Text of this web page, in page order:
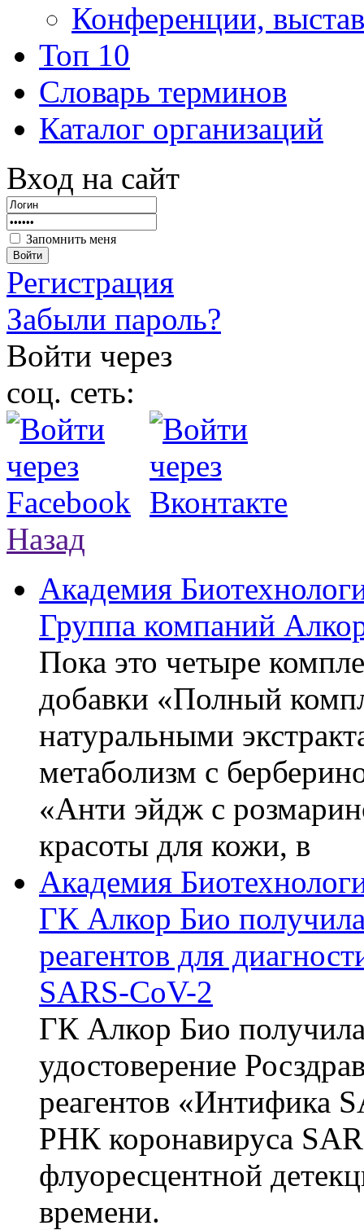
Конференции,
Топ 10
Словарь терминов
Каталог организаций
Вход на сайт
Запомнить меня
Войти
Регистрация
Забыли пароль?
Войти через
соц. сеть:
Назад
Академия
Группа компаний
Пока это четыре
добавки «Полный
натуральными
метаболизм с
«Анти эйдж с
красоты для кожи, в
Академия
ГК Алкор Био
реагентов для
SARS-CoV-2
ГК Алкор Био
удостоверение
реагентов «Интифика
РНК коронавируса
флуоресцентной
времени.